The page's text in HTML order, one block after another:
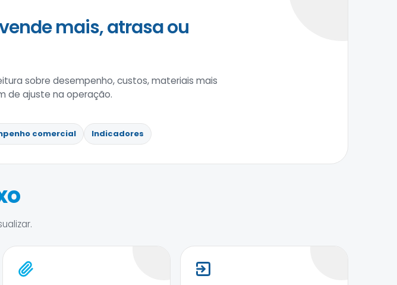
mais, atrasa ou
sobre desempenho, custos, materiais mais
de ajuste na operação.
comercial Indicadores